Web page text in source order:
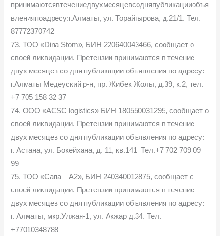
принимаютсявтечениедвухмесяцевсодняпубликацииобъя
вленияпоадресу:г.Алматы, ул. Торайгырова, д.21/1. Тел.
87772370742.
73. ТОО «Dina Stоm», БИН 220640043466, сообщает о
своей ликвидации. Претензии принимаются в течение
двух месяцев со дня публикации объявления по адресу:
г.Алматы Медеуский р-н, пр. Жибек Жолы, д.39, к.2, тел.
+7 705 158 32 37
74. ООО «ACSC logistics» БИН 180550031295, сообщает о
своей ликвидации. Претензии принимаются в течение
двух месяцев со дня публикации объявления по адресу:
г. Астана, ул. Бокейхана, д. 11, кв.141. Тел.+7 702 709 09
99
75. ТОО «Сапа—А2», БИН 240340012875, сообщает о
своей ликвидации. Претензии принимаются в течение
двух месяцев со дня публикации объявления по адресу:
г. Алматы, мкр.Улжан-1, ул. Акжар д.34. Тел.
+77010348788